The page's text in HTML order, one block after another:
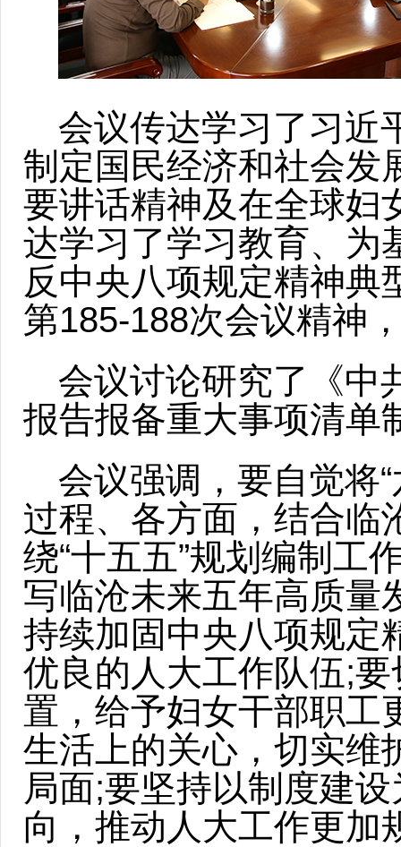
会议传达学习了习近
制定国民经济和社会发
要讲话精神及在全球妇
达学习了学习教育、为
反中央八项规定精神典
第185-188次会议精神
会议讨论研究了《中
报告报备重大事项清单
会议强调，要自觉将
过程、各方面，结合临
绕“十五五”规划编制工
写临沧未来五年高质量
持续加固中央八项规定
优良的人大工作队伍;
置，给予妇女干部职工
生活上的关心，切实维
局面;要坚持以制度建
向，推动人大工作更加